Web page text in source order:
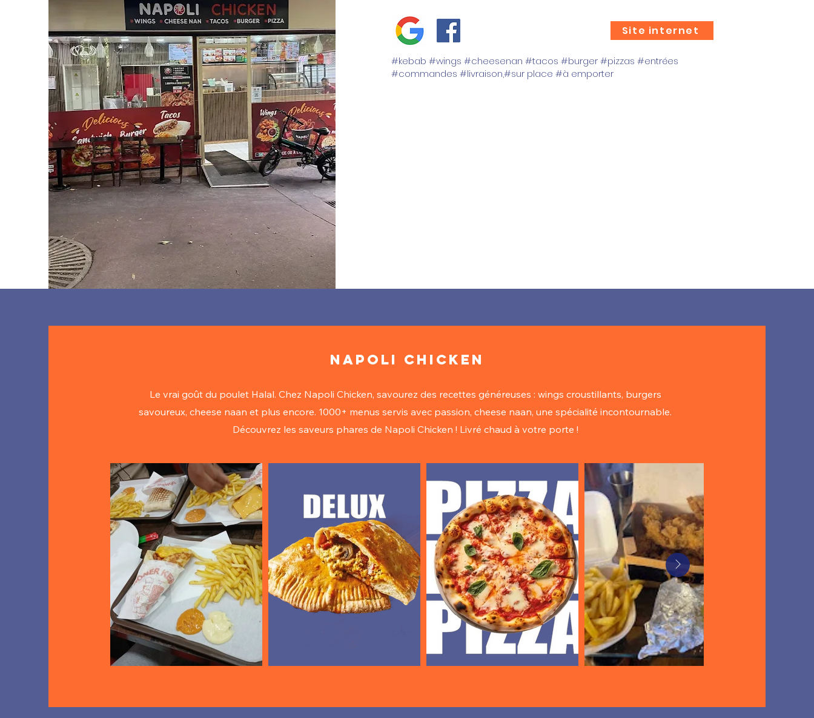
Site internet
#kebab #wings #cheesenan #tacos #burger #pizzas #entrées
#commandes #livraison,#sur place #à emporter
NAPOLI CHICKEN
Le vrai goût du poulet Halal. Chez Napoli Chicken, savourez des recettes généreuses : wings croustillants, burgers
savoureux, cheese naan et plus encore. 1000+ menus servis avec passion, cheese naan, une spécialité incontournable.
Découvrez les saveurs phares de Napoli Chicken ! Livré chaud à votre porte !